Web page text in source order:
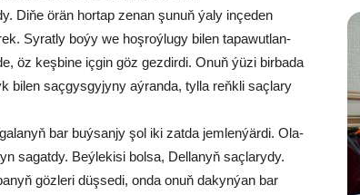
Di­ňe örän hor­tap ze­nan şu­nuň ýa­ly in­çe­den
Sy­rat­ly bo­ýy we hoş­roý­lu­gy bi­len ta­pa­wut­lan­
öz keş­bi­ne iç­gin göz gez­dir­di. Onuň ýü­zi bir­ba­da
bi­len saç­gys­gy­jy­ny aý­ran­da, tyl­la reňk­li saç­la­ry
bar buý­san­jy şol iki zat­da jem­len­ýär­di. Ola­
sa­ga­tdy. Beý­le­ki­si bol­sa, Del­la­nyň saç­la­ry­dy.
göz­le­ri düş­se­di, on­da onuň da­kyn­ýan bar